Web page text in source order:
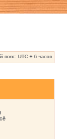
пояс: UTC + 6 часов